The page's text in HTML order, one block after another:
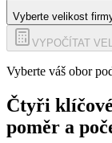
Vyberte velikost
VYPOČÍTAT
Vyberte váš obor
Čtyři
poměr a